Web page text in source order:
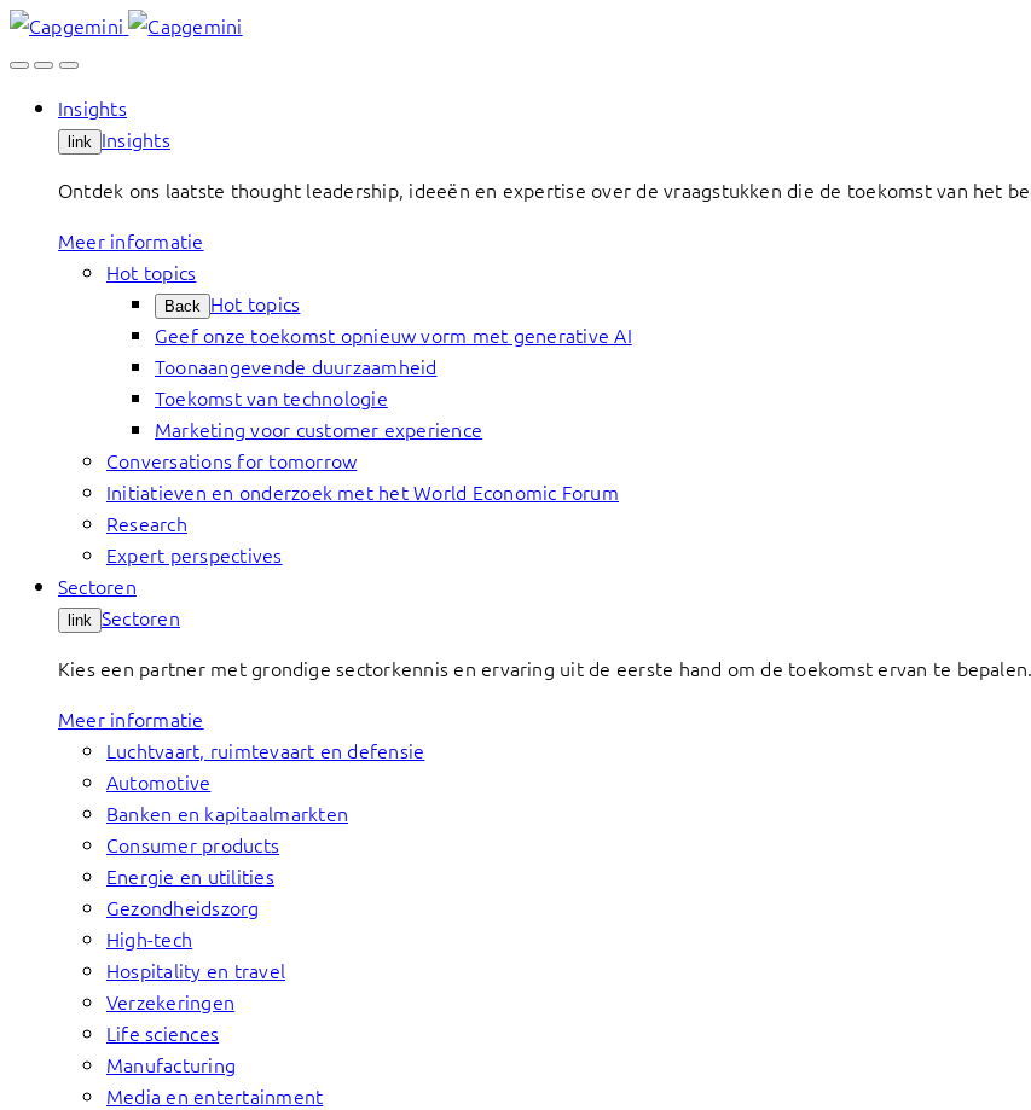
Skip
to
Insights
link Insights
Ontdek ons laatste thought leadership, ideeën en expertise over de vraagstukken die de toekomst van het
Meer informatie
Hot topics
Back Hot topics
Geef onze toekomst opnieuw vorm met generative AI
Toonaangevende duurzaamheid
Toekomst van technologie
Marketing voor customer experience
Conversations for tomorrow
Initiatieven en onderzoek met het World Economic Forum
Research
Expert perspectives
Sectoren
link Sectoren
Kies een partner met grondige sectorkennis en ervaring uit de eerste hand om de toekomst ervan te bepalen.
Meer informatie
Luchtvaart, ruimtevaart en defensie
Automotive
Banken en kapitaalmarkten
Consumer products
Energie en utilities
Gezondheidszorg
High-tech
Hospitality en travel
Verzekeringen
Life sciences
Manufacturing
Media en entertainment